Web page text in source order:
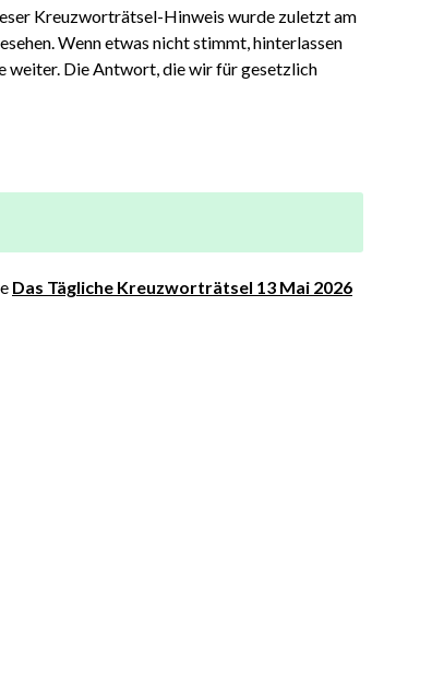
Kreuzworträtsel-Hinweis wurde zuletzt am
Wenn etwas nicht stimmt, hinterlassen
weiter. Die Antwort, die wir für gesetzlich
Das Tägliche Kreuzworträtsel 13 Mai 2026